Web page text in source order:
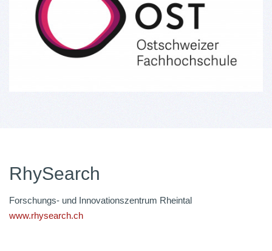
RhySearch
Forschungs- und Innovationszentrum Rheintal
www.rhysearch.ch